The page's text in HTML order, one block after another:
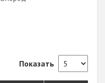
Показать